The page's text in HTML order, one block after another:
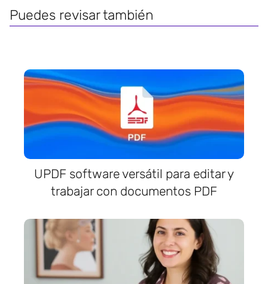
Puedes revisar también
UPDF software versátil para editar y
trabajar con documentos PDF